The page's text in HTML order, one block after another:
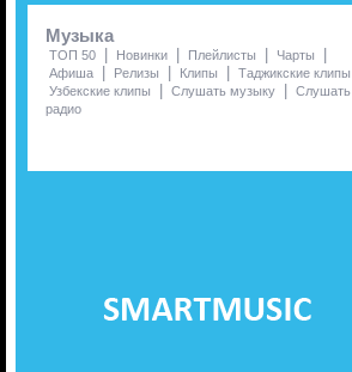
Музыка
ТОП 50 | Новинки | Плейлисты | Чарты |
Афиша | Релизы | Клипы | Таджикские клипы
Узбекские клипы | Слушать музыку | Слушать
радио